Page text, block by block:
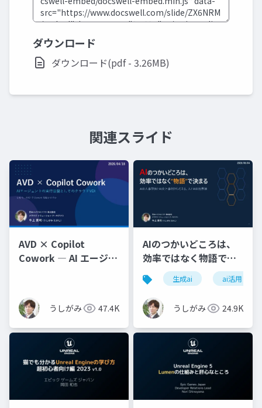
ダウンロード
ダウンロード(pdf - 3.26MB)
関連スライド
AVD × Copilot
Cowork ― AI エージェ
うしがみ 47.4K
AIのつかいどころは、
効率ではなく物語で決
まる
生成ai ai活用
うしがみ 24.9K